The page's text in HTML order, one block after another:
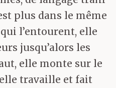
plus dans le même
l’entourent, elle
jusqu’alors les
elle monte sur le
travaille et fait